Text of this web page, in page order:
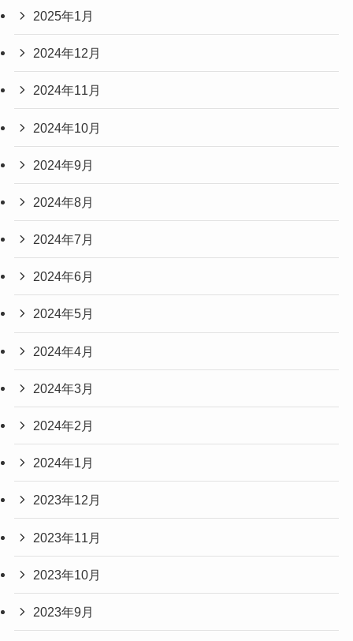
2025年1月
2024年12月
2024年11月
2024年10月
2024年9月
2024年8月
2024年7月
2024年6月
2024年5月
2024年4月
2024年3月
2024年2月
2024年1月
2023年12月
2023年11月
2023年10月
2023年9月